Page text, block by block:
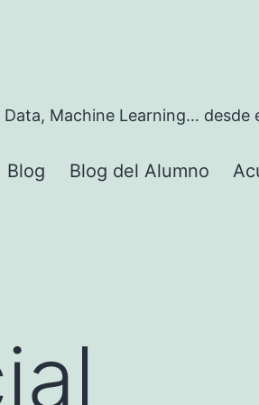
Machine Learning… desde
Blog Blog del Alumno